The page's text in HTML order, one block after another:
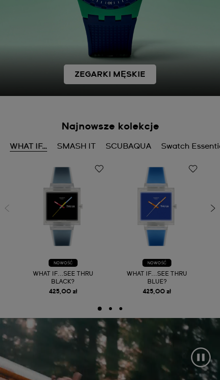
ZEGARKI MĘSKIE
Najnowsze kolekcje
WHAT IF… SMASH IT SCUBAQUA Swatch
NOWOŚĆ
WHAT IF...SEE THRU
BLACK?
425,00 zł
NOWOŚĆ
WHAT IF...SEE THRU
BLUE?
425,00 zł